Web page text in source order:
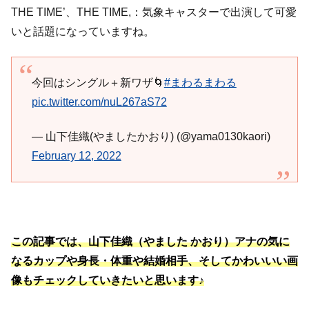
THE TIME’、THE TIME,：気象キャスターで出演して可愛
いと話題になっていますね。
今回はシングル＋新ワザ🌀 #まわるまわる
pic.twitter.com/nuL267aS72
— 山下佳織(やましたかおり) (@yama0130kaori)
February 12, 2022
この記事では、山下佳織（やました かおり）アナの気に
なるカップや身長・体重や結婚相手、そしてかわいいい画
像もチェックしていきたいと思います♪